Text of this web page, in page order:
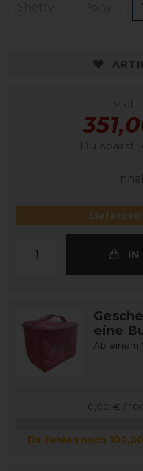
statt
Du sparst
IN
eine
Ab einem
0,00 € /
Dir fehlen noch